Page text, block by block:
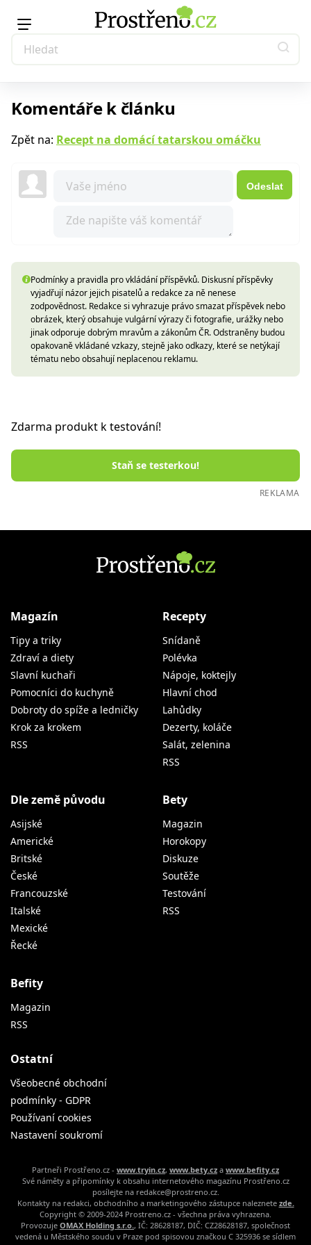
Komentáře k článku
Zpět na: Recept na domácí tatarskou omáčku
Odeslat
Podmínky a pravidla pro vkládání příspěvků. Diskusní příspěvky
vyjadřují názor jejich pisatelů a redakce za ně nenese
zodpovědnost. Redakce si vyhrazuje právo smazat příspěvek nebo
obrázek, který obsahuje vulgární výrazy či fotografie, urážky nebo
jinak odporuje dobrým mravům a zákonům ČR. Odstraněny budou
opakovaně vkládané vzkazy, stejně jako odkazy, které se netýkají
tématu nebo obsahují neplacenou reklamu.
Zdarma produkt k testování!
Staň se testerkou!
REKLAMA
Magazín
Tipy a triky
Zdraví a diety
Slavní kuchaři
Pomocníci do kuchyně
Dobroty do spíže a ledničky
Krok za krokem
RSS
Recepty
Snídaně
Polévka
Nápoje, koktejly
Hlavní chod
Lahůdky
Dezerty, koláče
Salát, zelenina
RSS
Dle země původu
Asijské
Americké
Britské
České
Francouzské
Italské
Mexické
Řecké
Bety
Magazin
Horokopy
Diskuze
Soutěže
Testování
RSS
Befity
Magazin
RSS
Ostatní
Všeobecné obchodní
podmínky - GDPR
Používaní cookies
Nastavení soukromí
Partneři Prostřeno.cz - www.tryin.cz, www.bety.cz a www.befity.cz
Své náměty a připomínky k obsahu internetového magazínu Prostřeno.cz
posílejte na redakce@prostreno.cz.
Kontakty na redakci, obchodního a marketingového zástupce naleznete zde.
Copyright © 2009-2024 Prostreno.cz - všechna práva vyhrazena.
Provozuje OMAX Holding s.r.o., IČ: 28628187, DIČ: CZ28628187, společnost
vedená u Městského soudu v Praze pod spisovou značkou C 325936 se sídlem